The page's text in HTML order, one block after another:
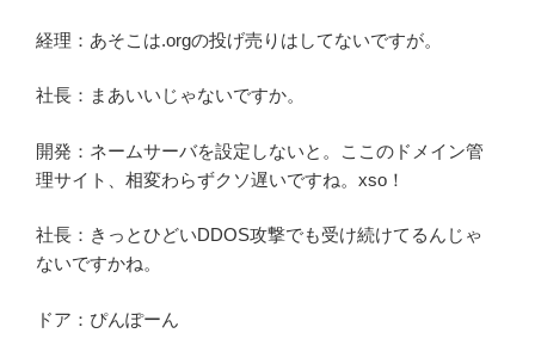
経理：あそこは.orgの投げ売りはしてないですが。
社長：まあいいじゃないですか。
開発：ネームサーバを設定しないと。ここのドメイン管
理サイト、相変わらずクソ遅いですね。xso！
社長：きっとひどいDDOS攻撃でも受け続けてるんじゃ
ないですかね。
ドア：ぴんぽーん